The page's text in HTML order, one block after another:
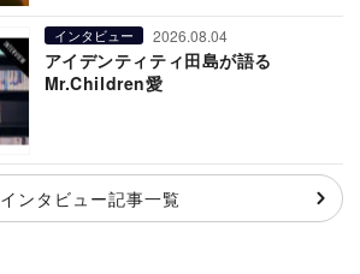
インタビュー 2026.08.04
アイデンティティ田島が語る
Mr.Children愛
インタビュー記事一覧